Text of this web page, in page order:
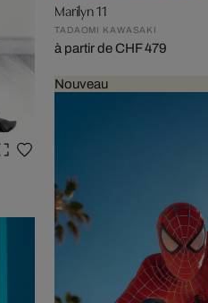
Marilyn 11
TADAOMI KAWASAKI
à partir de CHF 479
Nouveau